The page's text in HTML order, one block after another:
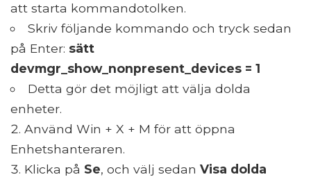
att starta kommandotolken.
Skriv följande kommando och tryck sedan
på Enter: sätt
devmgr_show_nonpresent_devices = 1
Detta gör det möjligt att välja dolda
enheter.
Använd Win + X + M för att öppna
Enhetshanteraren.
Klicka på Se, och välj sedan Visa dolda